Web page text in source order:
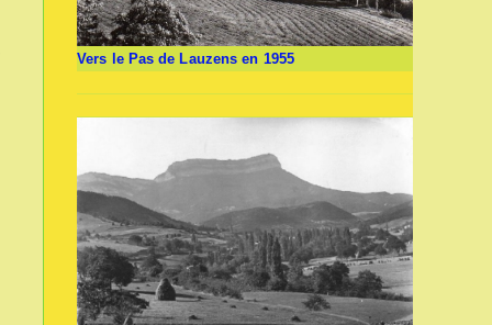
Vers le Pas de Lauzens en 1955